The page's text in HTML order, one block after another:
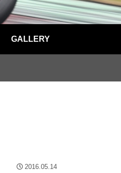
GALLERY
2016.05.14